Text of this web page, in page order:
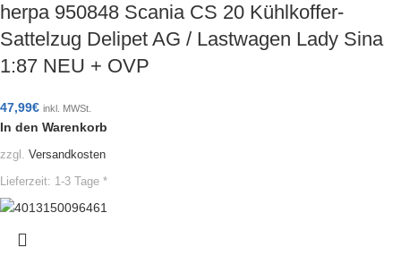
herpa 950848 Scania CS 20 Kühlkoffer-
Sattelzug Delipet AG / Lastwagen Lady Sina
1:87 NEU + OVP
47,99€ inkl. MWSt.
In den Warenkorb
zzgl. Versandkosten
Lieferzeit: 1-3 Tage *